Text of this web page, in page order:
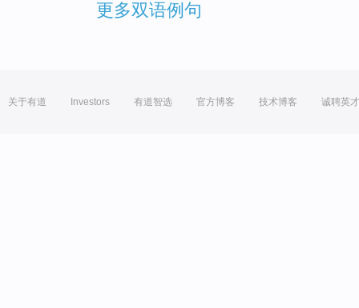
更多双语例句
关于有道 Investors 有道智选 官方博客 技术博客 诚聘英才